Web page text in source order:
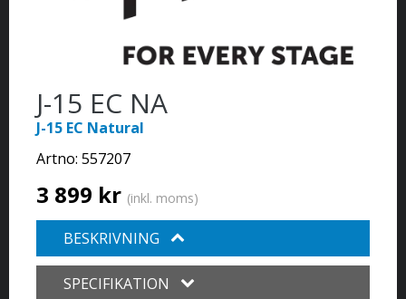
J-15 EC NA
J-15 EC Natural
Artno: 557207
3 899 kr (inkl. moms)
BESKRIVNING
SPECIFIKATION